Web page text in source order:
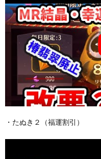
・たぬき２（福運割引）